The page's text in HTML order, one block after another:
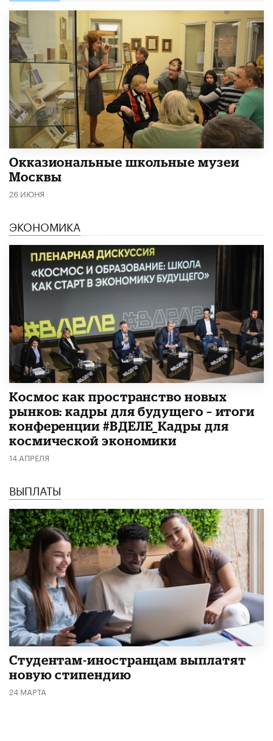
​Окказиональные школьные музеи
Москвы
26 ИЮНЯ
ЭКОНОМИКА
Космос как пространство новых
рынков: кадры для будущего – итоги
конференции #ВДЕЛЕ_Кадры для
космической экономики
14 АПРЕЛЯ
ВЫПЛАТЫ
Студентам-иностранцам выплатят
новую стипендию
24 МАРТА